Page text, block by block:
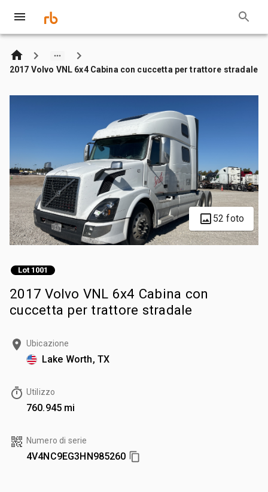
2017 Volvo VNL 6x4 Cabina con cuccetta per trattore stradale
52 foto
Lot 1001
2017 Volvo VNL 6x4 Cabina con
cuccetta per trattore stradale
Ubicazione
Lake Worth, TX
Utilizzo
760.945 mi
Numero di serie
4V4NC9EG3HN985260